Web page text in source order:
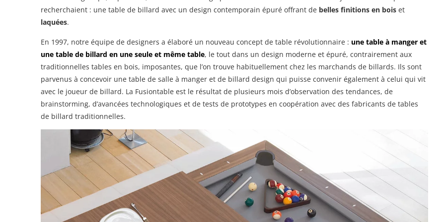
recherchaient : une table de billard avec un design contemporain épuré offrant de belles finitions en bois et
laquées.
En 1997, notre équipe de designers a élaboré un nouveau concept de table révolutionnaire : une table à manger et
une table de billard en une seule et même table, le tout dans un design moderne et épuré, contrairement aux
traditionnelles tables en bois, imposantes, que l’on trouve habituellement chez les marchands de billards. Ils sont
parvenus à concevoir une table de salle à manger et de billard design qui puisse convenir également à celui qui vit
avec le joueur de billard. La Fusiontable est le résultat de plusieurs mois d’observation des tendances, de
brainstorming, d’avancées technologiques et de tests de prototypes en coopération avec des fabricants de tables
de billard traditionnelles.